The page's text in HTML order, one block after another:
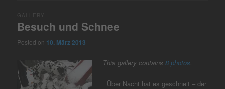
Besuch und Schnee
GALLERY
Posted on 10. März 2013
This gallery contains8 photos.
Über Nacht hat es geschneit – der